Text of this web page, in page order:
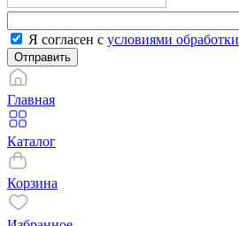
Я согласен с условиями обработки
Отправить
Главная
Каталог
Корзина